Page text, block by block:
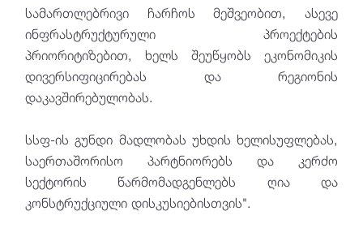
სამართლებრივი ჩარჩოს მეშვეობით, ასევე
ინფრასტრუქტურული პროექტების
პრიორიტიზებით, ხელს შეუწყობს ეკონომიკის
დივერსიფიცირებას და რეგიონის
დაკავშირებულობას.
სსფ-ის გუნდი მადლობას უხდის ხელისუფლებას,
საერთაშორისო პარტნიორებს და კერძო
სექტორის წარმომადგენლებს ღია და
კონსტრუქციული დისკუსიებისთვის".